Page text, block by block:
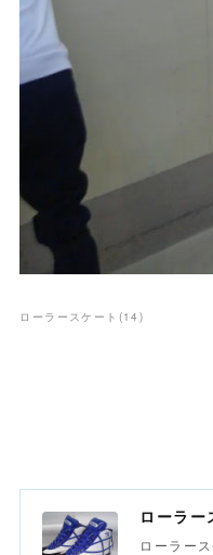
ローラースケート (14 )
ローラー